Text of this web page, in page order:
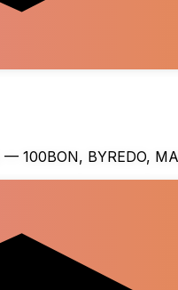
— 100BON, BYREDO,